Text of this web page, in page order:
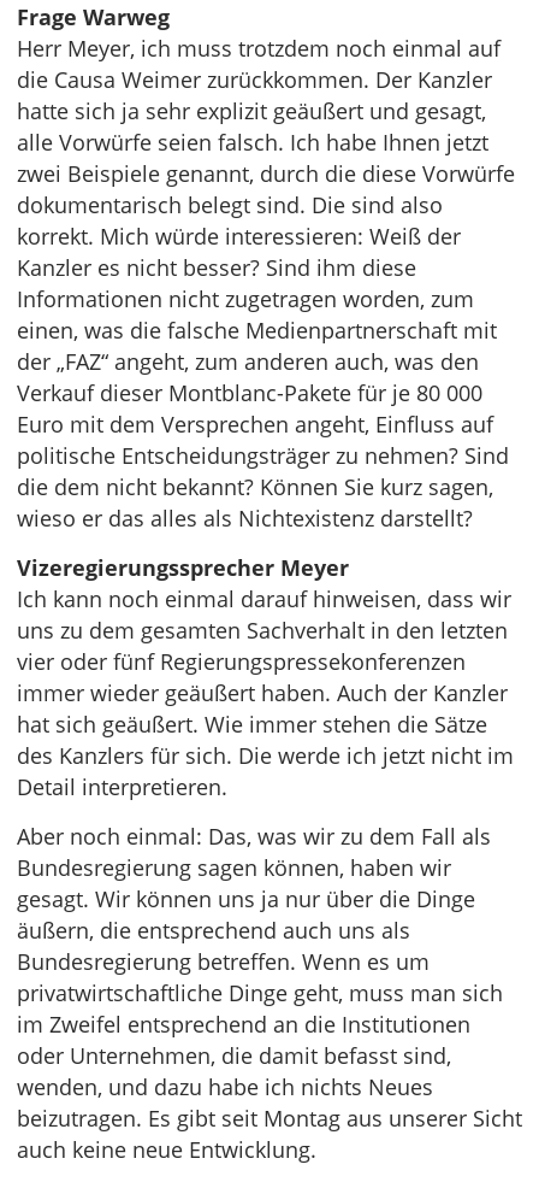
Frage Warweg
Herr Meyer, ich muss trotzdem noch einmal auf
die Causa Weimer zurückkommen. Der Kanzler
hatte sich ja sehr explizit geäußert und gesagt,
alle Vorwürfe seien falsch. Ich habe Ihnen jetzt
zwei Beispiele genannt, durch die diese Vorwürfe
dokumentarisch belegt sind. Die sind also
korrekt. Mich würde interessieren: Weiß der
Kanzler es nicht besser? Sind ihm diese
Informationen nicht zugetragen worden, zum
einen, was die falsche Medienpartnerschaft mit
der „FAZ“ angeht, zum anderen auch, was den
Verkauf dieser Montblanc-Pakete für je 80 000
Euro mit dem Versprechen angeht, Einfluss auf
politische Entscheidungsträger zu nehmen? Sind
die dem nicht bekannt? Können Sie kurz sagen,
wieso er das alles als Nichtexistenz darstellt?
Vizeregierungssprecher Meyer
Ich kann noch einmal darauf hinweisen, dass wir
uns zu dem gesamten Sachverhalt in den letzten
vier oder fünf Regierungspressekonferenzen
immer wieder geäußert haben. Auch der Kanzler
hat sich geäußert. Wie immer stehen die Sätze
des Kanzlers für sich. Die werde ich jetzt nicht im
Detail interpretieren.
Aber noch einmal: Das, was wir zu dem Fall als
Bundesregierung sagen können, haben wir
gesagt. Wir können uns ja nur über die Dinge
äußern, die entsprechend auch uns als
Bundesregierung betreffen. Wenn es um
privatwirtschaftliche Dinge geht, muss man sich
im Zweifel entsprechend an die Institutionen
oder Unternehmen, die damit befasst sind,
wenden, und dazu habe ich nichts Neues
beizutragen. Es gibt seit Montag aus unserer Sicht
auch keine neue Entwicklung.